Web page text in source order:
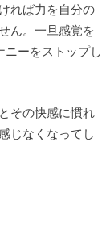
れば力を自分の
ん。一旦感覚を
ニーをストップし
その快感に慣れ
じなくなってし